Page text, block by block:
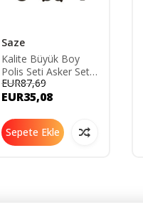
Saze
Kalite Büyük Boy
Polis Seti Asker Seti
Oyuncak Sesli Tüfek
- Bordo Bere -
EUR87,69
EUR35,08
Sepete Ekle